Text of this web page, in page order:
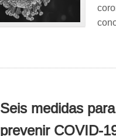
Seis medidas
prevenir COVID-